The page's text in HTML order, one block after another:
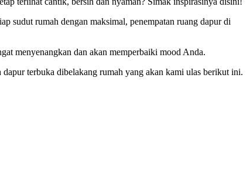
sudut rumah dengan maksimal, penempatan ruang dapur di
menyenangkan dan akan memperbaiki mood Anda.
terbuka dibelakang rumah yang akan kami ulas berikut ini.